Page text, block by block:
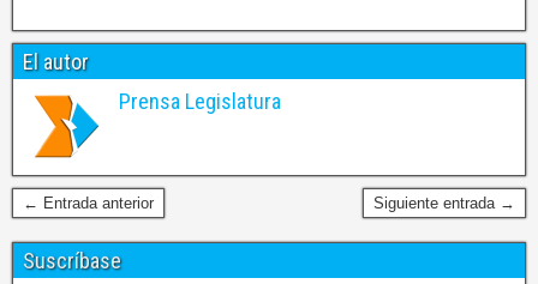
El autor
Prensa Legislatura
← Entrada anterior Siguiente entrada →
Suscríbase